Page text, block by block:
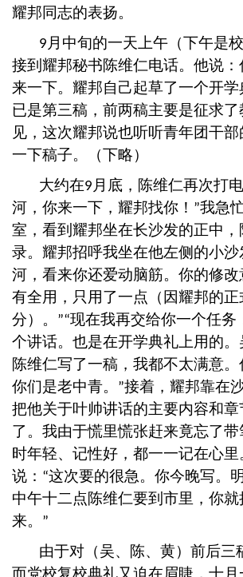
耀邦同志的表扬。
9 月中旬的一天上午（下午是
接到耀邦秘书陈维仁电话。他说
来一下。耀邦自己起草了一个开学
已是第三稿，前两稿主要是征求
见，这次耀邦说也听听青年团干
一下稿子。（下略）
大约在9 月底，陈维仁再次打
河，你来一下，耀邦找你！ ”我急
室，看到耀邦坐在长沙发的正中
录。耀邦招呼我坐在他左侧的小沙
河，看来你还爱动脑筋。你的修
有全用，只用了一点（因耀邦的
分）。
”“现在我再交给你一个任务
个讲话。也是在开学典礼上用的。
陈维仁写了一稿，我都不太满意。
你们是老中青。
”接着，耀邦靠在
把他关于叶帅讲话的主要内容和
了。我由于慌里慌张赶来竟忘了
时年轻、记性好，都一一记在心
说： “这次要的很急。你今晚写。
中午十二点陈维仁要到市里，你
来。
”
由于对（吴、陈、黄）前后三
而党校复校典礼又迫在眉睫，十月